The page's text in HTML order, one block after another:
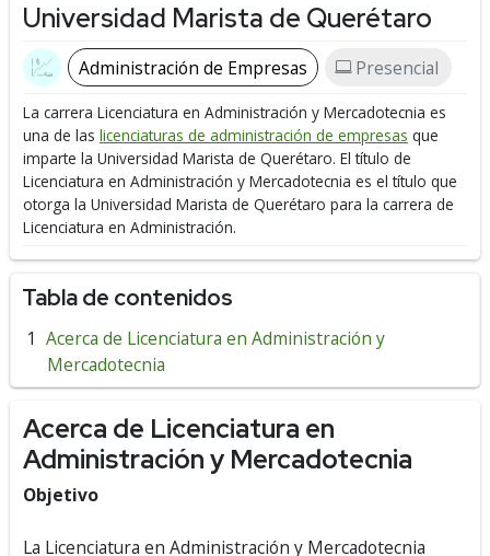
Universidad Marista de Querétaro
Administración de Empresas Presencial
La carrera Licenciatura en Administración y Mercadotecnia es
una de las licenciaturas de administración de empresas que
imparte la Universidad Marista de Querétaro. El título de
Licenciatura en Administración y Mercadotecnia es el título que
otorga la Universidad Marista de Querétaro para la carrera de
Licenciatura en Administración.
Tabla de contenidos
Acerca de Licenciatura en Administración y
Mercadotecnia
Acerca de Licenciatura en
Administración y Mercadotecnia
Objetivo
La Licenciatura en Administración y Mercadotecnia